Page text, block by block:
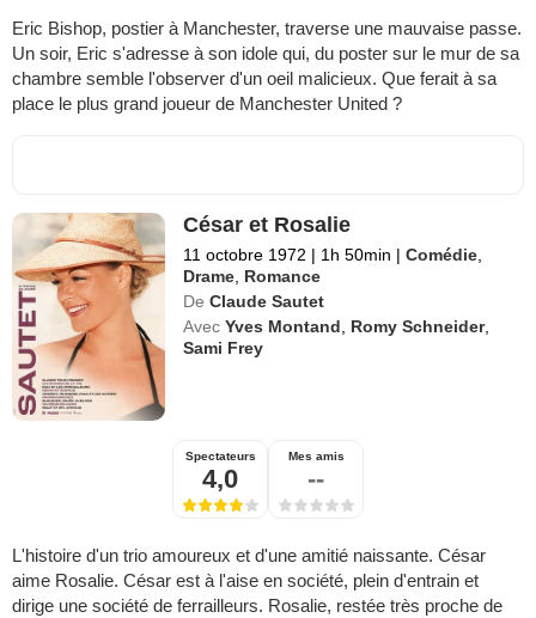
Eric Bishop, postier à Manchester, traverse une mauvaise passe.
Un soir, Eric s'adresse à son idole qui, du poster sur le mur de sa
chambre semble l'observer d'un oeil malicieux. Que ferait à sa
place le plus grand joueur de Manchester United ?
César et Rosalie
11 octobre 1972 | 1h 50min | Comédie,
Drame, Romance
De Claude Sautet
Avec Yves Montand, Romy Schneider,
Sami Frey
Spectateurs
4,0
Mes amis
--
L'histoire d'un trio amoureux et d'une amitié naissante. César
aime Rosalie. César est à l'aise en société, plein d'entrain et
dirige une société de ferrailleurs. Rosalie, restée très proche de